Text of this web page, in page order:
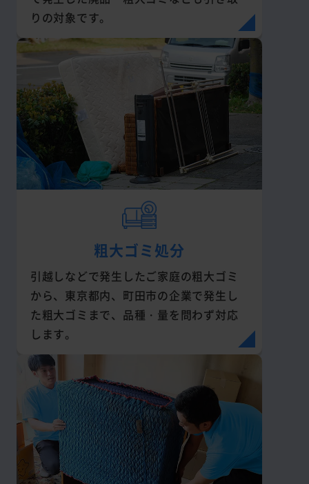
りの対象です。
粗大ゴミ処分
引越しなどで発生したご家庭の粗大ゴミ
から、東京都内、町田市の企業で発生し
た粗大ゴミまで、品種・量を問わず対応
します。